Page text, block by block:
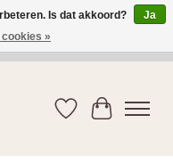
/ GRATIS verzending > 75 euro (2
Verlanglijst
Is dat akkoord?
Ja
»